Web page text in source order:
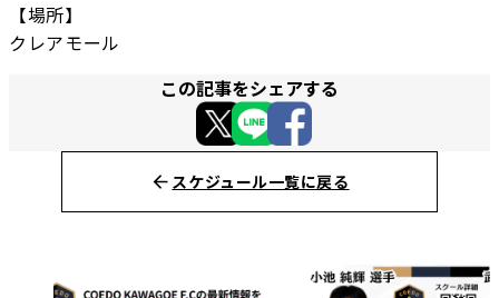
【場所】
クレアモール
この記事をシェアする
スケジュール一覧に戻る